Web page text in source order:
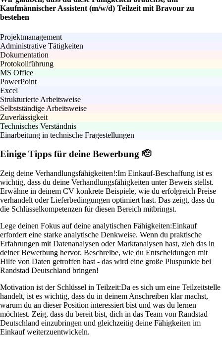
Kaufmännischer Assistent (m/w/d) Teilzeit mit Bravour zu
bestehen
Projektmanagement
Administrative Tätigkeiten
Dokumentation
Protokollführung
MS Office
PowerPoint
Excel
Strukturierte Arbeitsweise
Selbstständige Arbeitsweise
Zuverlässigkeit
Technisches Verständnis
Einarbeitung in technische Fragestellungen
Einige Tipps für deine Bewerbung 🫡
Zeig deine Verhandlungsfähigkeiten!:Im Einkauf-Beschaffung ist es
wichtig, dass du deine Verhandlungsfähigkeiten unter Beweis stellst.
Erwähne in deinem CV konkrete Beispiele, wie du erfolgreich Preise
verhandelt oder Lieferbedingungen optimiert hast. Das zeigt, dass du
die Schlüsselkompetenzen für diesen Bereich mitbringst.
Lege deinen Fokus auf deine analytischen Fähigkeiten:Einkauf
erfordert eine starke analytische Denkweise. Wenn du praktische
Erfahrungen mit Datenanalysen oder Marktanalysen hast, zieh das in
deiner Bewerbung hervor. Beschreibe, wie du Entscheidungen mit
Hilfe von Daten getroffen hast - das wird eine große Pluspunkte bei
Randstad Deutschland bringen!
Motivation ist der Schlüssel in Teilzeit:Da es sich um eine Teilzeitstelle
handelt, ist es wichtig, dass du in deinem Anschreiben klar machst,
warum du an dieser Position interessiert bist und was du lernen
möchtest. Zeig, dass du bereit bist, dich in das Team von Randstad
Deutschland einzubringen und gleichzeitig deine Fähigkeiten im
Einkauf weiterzuentwickeln.